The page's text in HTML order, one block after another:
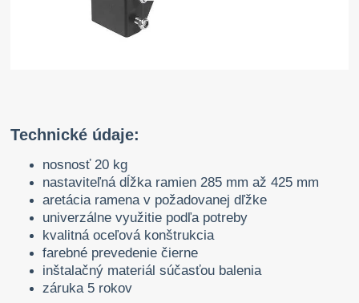
Technické údaje:
nosnosť 20 kg
nastaviteľná dĺžka ramien 285 mm až 425 mm
aretácia ramena v požadovanej dľžke
univerzálne využitie podľa potreby
kvalitná oceľová konštrukcia
farebné prevedenie čierne
inštalačný materiál súčasťou balenia
záruka 5 rokov